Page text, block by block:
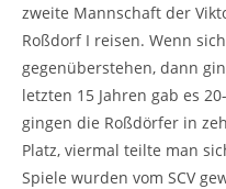
zweite Mannschaft der
Roßdorf I reisen. Wenn
gegenüberstehen, dann
letzten 15 Jahren gab es
gingen die Roßdörfer in
Platz, viermal teilte man
Spiele wurden vom SCV